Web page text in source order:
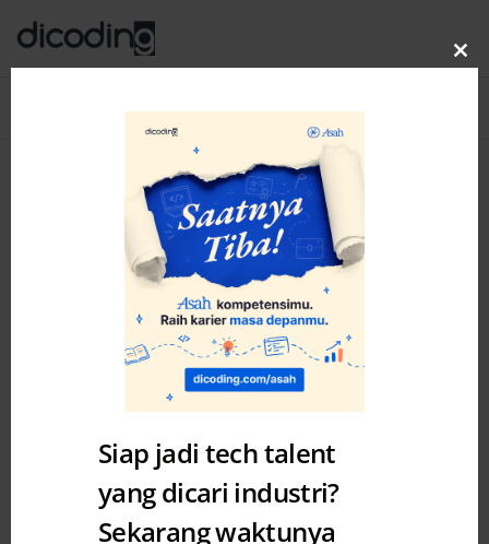
#ceritadicoding : Story of
Siap jadi tech talent
yang dicari industri?
Sekarang waktunya